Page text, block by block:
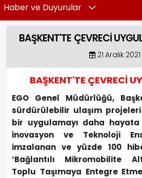
Haber ve Duyurular
BAŞKENT'TE ÇEVRECİ
21 Aralık 2021
BAŞKENT'TE ÇEVRECİ
EGO Genel Müdürlüğü,
sürdürülebilir ulaşım
bir uygulamayı daha
İnovasyon ve Teknoloji
imzalanan ve yüzde 100
‘Bağlantılı Mikromobilite
Toplu Taşımaya Entegre